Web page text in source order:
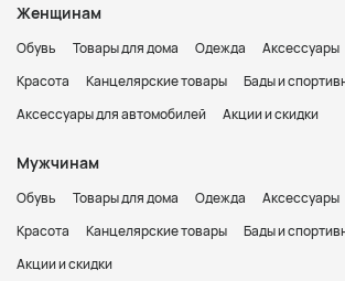
Женщинам
Обувь Товары для дома Одежда Аксессуары
Красота
Канцелярские товары
Бады и
Аксессуары для автомобилей
Акции и скидки
Мужчинам
Обувь Товары для дома Одежда Аксессуары
Красота
Канцелярские товары
Бады и
Акции и скидки